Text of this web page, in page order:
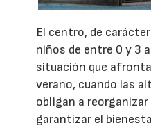
El centro, de
niños de entre 0 y 3
situación que
verano, cuando las
obligan a
garantizar el